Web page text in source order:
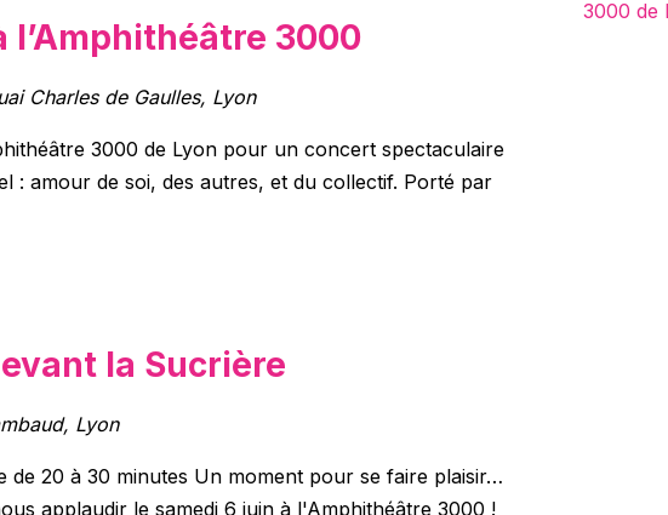
l’Amphithéâtre 3000
Charles de Gaulles, Lyon
3000 de Lyon pour un concert spectaculaire
: amour de soi, des autres, et du collectif. Porté par
la Sucrière
Lyon
de 20 à 30 minutes Un moment pour se faire plaisir…
applaudir le samedi 6 juin à l'Amphithéâtre 3000 !